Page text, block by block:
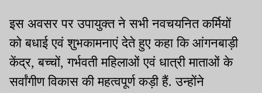
इस अवसर पर उपायुक्त ने सभी नवचयनित कर्मियों
को बधाई एवं शुभकामनाएं देते हुए कहा कि आंगनबाड़ी
केंद्र, बच्चों, गर्भवती महिलाओं एवं धात्री माताओं के
सर्वांगीण विकास की महत्वपूर्ण कड़ी हैं. उन्होंने